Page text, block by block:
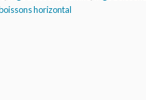
horizontal